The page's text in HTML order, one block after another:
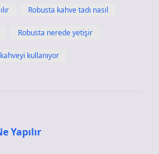
Robusta kahve tadı nasıl
Robusta nerede yetişir
kullanıyor
Yapılır